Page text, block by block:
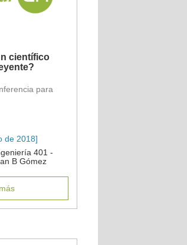
científico
para
de 2018]
401 -
B Gómez